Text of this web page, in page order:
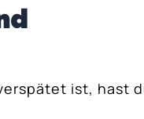
ist, hast